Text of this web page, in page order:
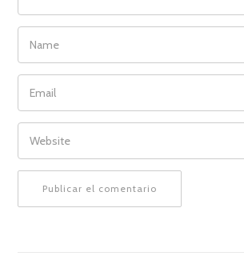
NAME
EMAIL
WEBSITE